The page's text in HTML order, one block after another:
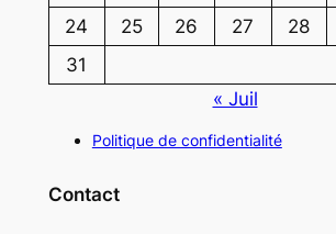
24
25 26 27 28
31
« Juil
Politique de confidentialité
Contact